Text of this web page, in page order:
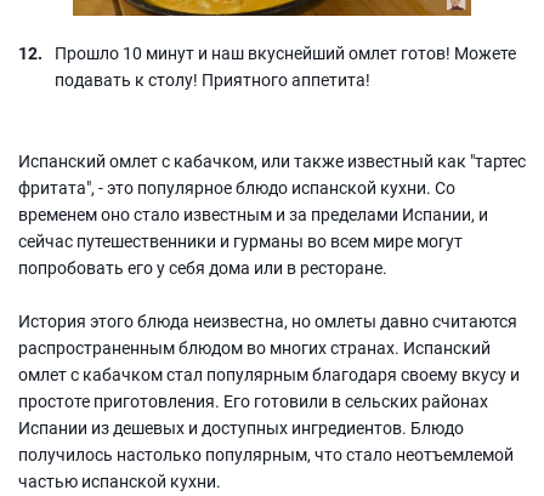
Прошло 10 минут и наш вкуснейший омлет готов! Можете
подавать к столу! Приятного аппетита!
Испанский омлет с кабачком, или также известный как "тартес
фритата", - это популярное блюдо испанской кухни. Со
временем оно стало известным и за пределами Испании, и
сейчас путешественники и гурманы во всем мире могут
попробовать его у себя дома или в ресторане.
История этого блюда неизвестна, но омлеты давно считаются
распространенным блюдом во многих странах. Испанский
омлет с кабачком стал популярным благодаря своему вкусу и
простоте приготовления. Его готовили в сельских районах
Испании из дешевых и доступных ингредиентов. Блюдо
получилось настолько популярным, что стало неотъемлемой
частью испанской кухни.